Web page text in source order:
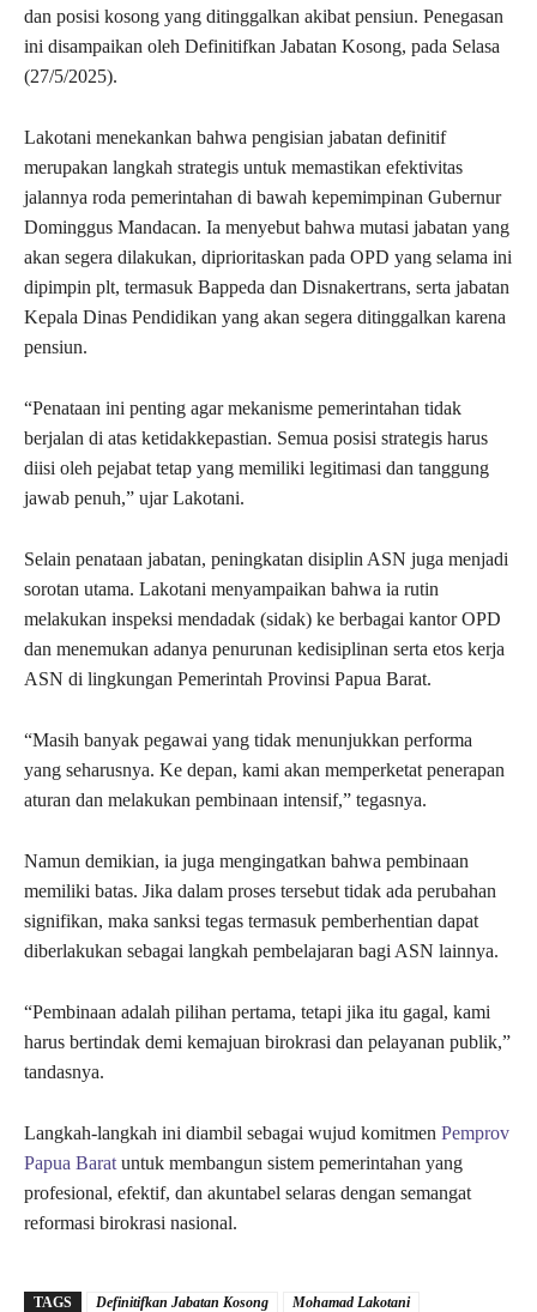
dan posisi kosong yang ditinggalkan akibat pensiun. Penegasan
ini disampaikan oleh Definitifkan Jabatan Kosong, pada Selasa
(27/5/2025).
Lakotani menekankan bahwa pengisian jabatan definitif
merupakan langkah strategis untuk memastikan efektivitas
jalannya roda pemerintahan di bawah kepemimpinan Gubernur
Dominggus Mandacan. Ia menyebut bahwa mutasi jabatan yang
akan segera dilakukan, diprioritaskan pada OPD yang selama ini
dipimpin plt, termasuk Bappeda dan Disnakertrans, serta jabatan
Kepala Dinas Pendidikan yang akan segera ditinggalkan karena
pensiun.
“Penataan ini penting agar mekanisme pemerintahan tidak
berjalan di atas ketidakkepastian. Semua posisi strategis harus
diisi oleh pejabat tetap yang memiliki legitimasi dan tanggung
jawab penuh,” ujar Lakotani.
Selain penataan jabatan, peningkatan disiplin ASN juga menjadi
sorotan utama. Lakotani menyampaikan bahwa ia rutin
melakukan inspeksi mendadak (sidak) ke berbagai kantor OPD
dan menemukan adanya penurunan kedisiplinan serta etos kerja
ASN di lingkungan Pemerintah Provinsi Papua Barat.
“Masih banyak pegawai yang tidak menunjukkan performa
yang seharusnya. Ke depan, kami akan memperketat penerapan
aturan dan melakukan pembinaan intensif,” tegasnya.
Namun demikian, ia juga mengingatkan bahwa pembinaan
memiliki batas. Jika dalam proses tersebut tidak ada perubahan
signifikan, maka sanksi tegas termasuk pemberhentian dapat
diberlakukan sebagai langkah pembelajaran bagi ASN lainnya.
“Pembinaan adalah pilihan pertama, tetapi jika itu gagal, kami
harus bertindak demi kemajuan birokrasi dan pelayanan publik,”
tandasnya.
Langkah-langkah ini diambil sebagai wujud komitmen Pemprov
Papua Barat untuk membangun sistem pemerintahan yang
profesional, efektif, dan akuntabel selaras dengan semangat
reformasi birokrasi nasional.
TAGS Definitifkan Jabatan Kosong Mohamad Lakotani